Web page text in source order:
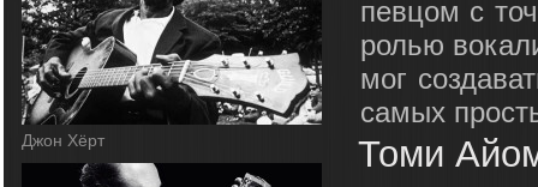
Джон Хёрт
певцом с
ролью
мог
самых
Томи